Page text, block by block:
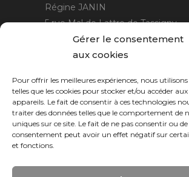
Gérer le consentement
aux cookies
Pour offrir les meilleures expériences, nous
telles que les cookies pour stocker et/ou accéder
appareils. Le fait de consentir à ces technologies
traiter des données telles que le comportement de
uniques sur ce site. Le fait de ne pas consentir ou
consentement peut avoir un effet négatif sur
et fonctions.
Régine JANIN
5 rue Mal de Lattre de Tassigny
21220 Gevrey Chambertin
06 15 15 80 29
Horaires :sur rendez-vous.